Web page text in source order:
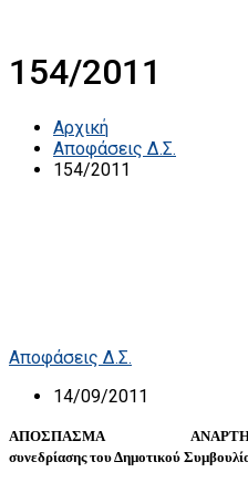
154/2011
Αρχική
Αποφάσεις Δ.Σ.
154/2011
Αποφάσεις Δ.Σ.
14/09/2011
ΑΠΟΣΠΑΣΜΑ
συνεδρίασης του Δημοτικού